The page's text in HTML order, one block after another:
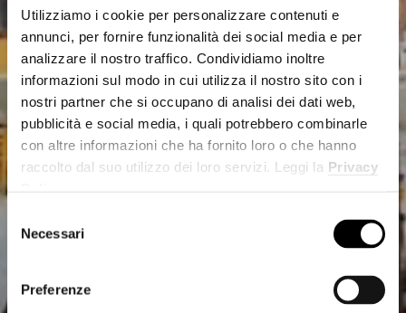
Utilizziamo i cookie per personalizzare contenuti e
annunci, per fornire funzionalità dei social media e per
analizzare il nostro traffico. Condividiamo inoltre
informazioni sul modo in cui utilizza il nostro sito con i
nostri partner che si occupano di analisi dei dati web,
pubblicità e social media, i quali potrebbero combinarle
con altre informazioni che ha fornito loro o che hanno
raccolto dal suo utilizzo dei loro servizi. Leggi la Privacy
delNecessari
Preferenze